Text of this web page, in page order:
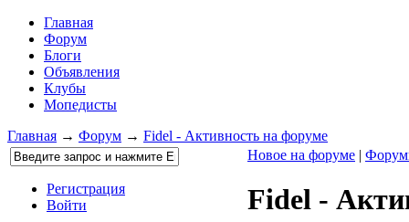
Главная
Форум
Блоги
Объявления
Клубы
Мопедисты
Главная → Форум → Fidel - Активность на форуме
Регистрация
Войти
Новое на форуме |
Fidel -